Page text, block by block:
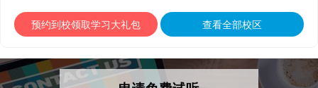
预约到校领取学习大礼包 查看全部校区